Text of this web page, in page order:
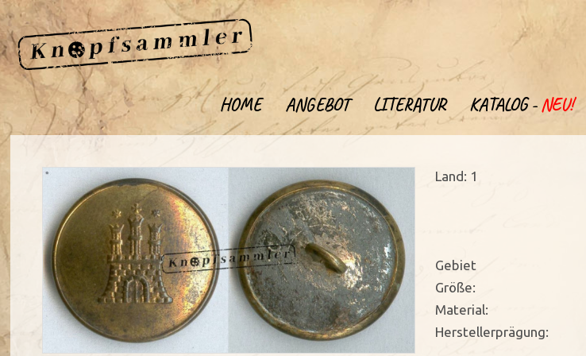
HOME ANGEBOT LITERATUR KATALOG -NEU!
Land: 1
Gebiet
Größe:
Material:
Herstellerprägung: